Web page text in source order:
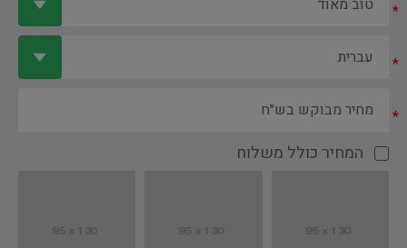
*
*
*
המחיר כולל משלוח